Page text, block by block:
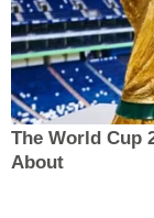
The World Cup
About